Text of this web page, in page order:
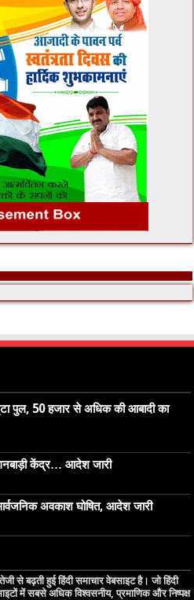
पुल, 50 हजार से अधिक की आबादी का
केंद्र… आदेश जारी
अवकाश घोषित, आदेश जारी
से बढ़ती हुई हिंदी समाचार वेबसाइट है। जो हिंदी
में सबसे अधिक विश्वसनीय, प्रमाणिक और निष्पक्ष